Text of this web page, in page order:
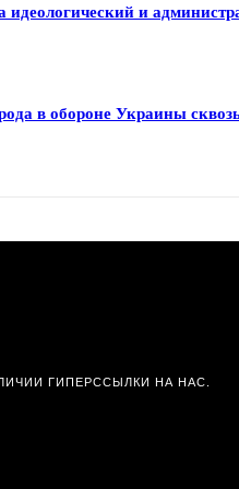
и
в обороне Украины
ГИПЕРССЫЛКИ НА НАС.